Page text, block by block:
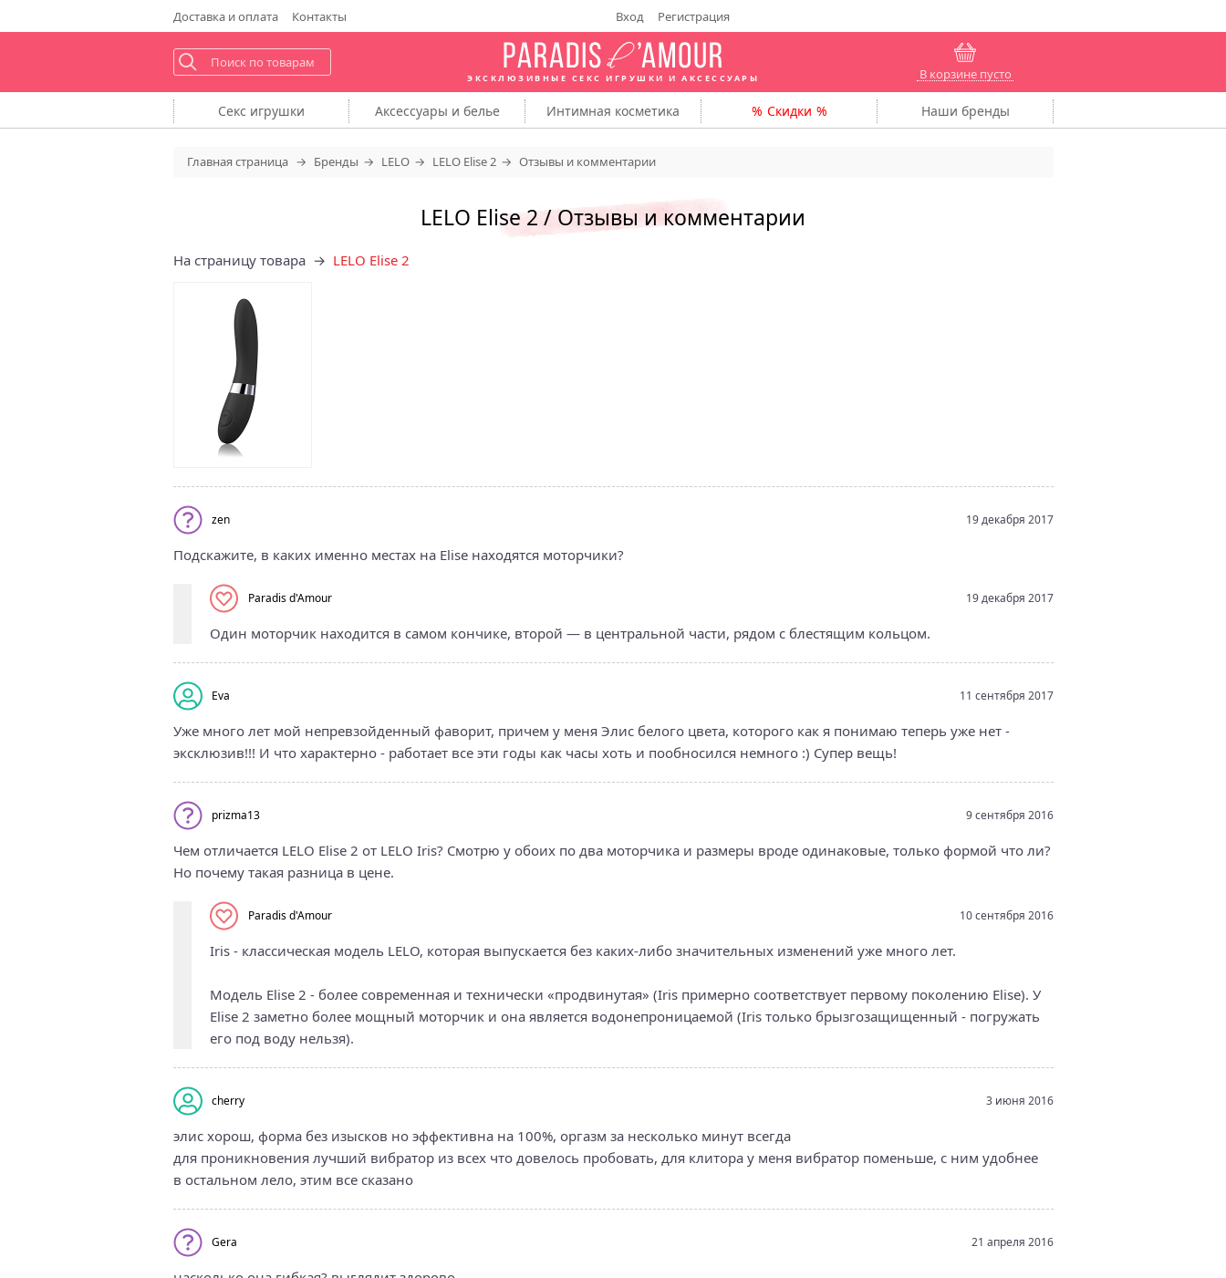
Доставкаи оплата Контакты Вход Регистрация
ЭКСКЛЮЗИВНЫЕ СЕКС ИГРУШКИ И АКСЕССУАРЫ В корзине пусто
Секс игрушки Аксессуары и белье Интимная косметика Скидки Наши бренды
Главная страница Бренды LELO LELO Elise 2 Отзывы и комментарии
LELO Elise 2 / Отзывы и комментарии
На страницу товара → LELO Elise 2
zen 19 декабря 2017
Подскажите, в каких именно местах на Elise находятся моторчики?
Paradis d'Amour 19 декабря 2017
Один моторчик находится в самом кончике, второй — в центральной части, рядом с блестящим кольцом.
Eva 11 сентября 2017
Уже много лет мой непревзойденный фаворит, причем у меня Элис белого цвета, которого как я понимаю теперь уже нет -
эксклюзив!!! И что характерно - работает все эти годы как часы хоть и пообносился немного :) Супер вещь!
prizma13 9 сентября 2016
Чем отличается LELO Elise 2 от LELO Iris? Смотрю у обоих по два моторчика и размеры вроде одинаковые, только формой что ли?
Но почему такая разница в цене.
Paradis d'Amour 10 сентября 2016
Iris - классическая модель LELO, которая выпускается без каких-либо значительных изменений уже много лет.
Модель Elise 2 - более современная и технически «продвинутая» (Iris примерно соответствует первому поколению Elise). У
Elise 2 заметно более мощный моторчик и она является водонепроницаемой (Iris только брызгозащищенный - погружать
его под воду нельзя).
cherry 3 июня 2016
элис хорош, форма без изысков но эффективна на 100%, оргазм за несколько минут всегда
для проникновения лучший вибратор из всех что довелось пробовать, для клитора у меня вибратор поменьше, с ним удобнее
в остальном лело, этим все сказано
Gera 21 апреля 2016